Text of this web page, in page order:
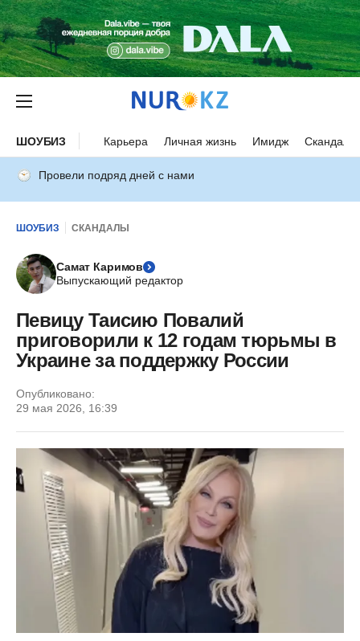
ШОУБИЗ Карьера Личная жизнь Имидж Скандалы
Провели подряд дней с нами
ШОУБИЗ СКАНДАЛЫ
Самат Каримов
Выпускающий редактор
Певицу Таисию Повалий
приговорили к 12 годам тюрьмы в
Украине за поддержку России
Опубликовано:
29 мая 2026, 16:39